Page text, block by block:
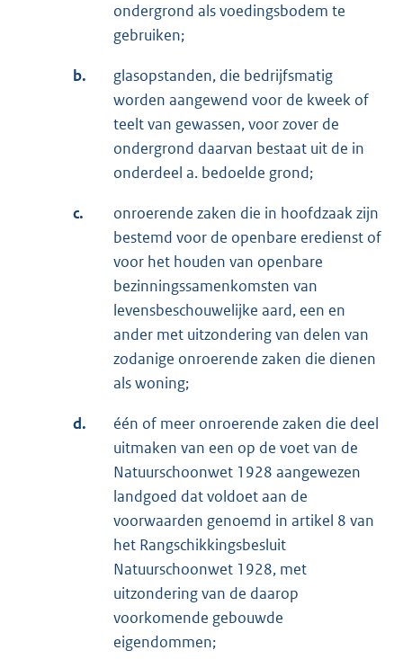
ondergrond als voedingsbodem te
gebruiken;
b.
glasopstanden, die bedrijfsmatig
worden aangewend voor de kweek of
teelt van gewassen, voor zover de
ondergrond daarvan bestaat uit de in
onderdeel a. bedoelde grond;
c.
onroerende zaken die in hoofdzaak zijn
bestemd voor de openbare eredienst of
voor het houden van openbare
bezinningssamenkomsten van
levensbeschouwelijke aard, een en
ander met uitzondering van delen van
zodanige onroerende zaken die dienen
als woning;
d.
één of meer onroerende zaken die deel
uitmaken van een op de voet van de
Natuurschoonwet 1928 aangewezen
landgoed dat voldoet aan de
voorwaarden genoemd in artikel 8 van
het Rangschikkingsbesluit
Natuurschoonwet 1928, met
uitzondering van de daarop
voorkomende gebouwde
eigendommen;